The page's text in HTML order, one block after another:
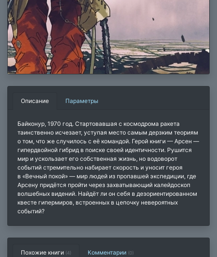
Описание Параметры
Байконур, 1970 год. Стартовавшая с космодрома ракета
таинственно исчезает, уступая место самым дерзким теориям
о том, что же случилось с её командой. Герой книги — Арсен —
гипердвойной гибрид в поиске своей идентичности. Рушится
мир и ускользает его собственная жизнь, но водоворот
событий стремительно набирает скорость и уносит героя
в «Вечный покой» — мир людей из пропавшей экспедиции, где
Арсену придётся пройти через захватывающий калейдоскоп
волшебных видений. Найдёт ли он себя в дезориентированном
квесте гипермиров, встроенных в цепочку невероятных
событий?
Похожие книги (4) Комментарии (0)